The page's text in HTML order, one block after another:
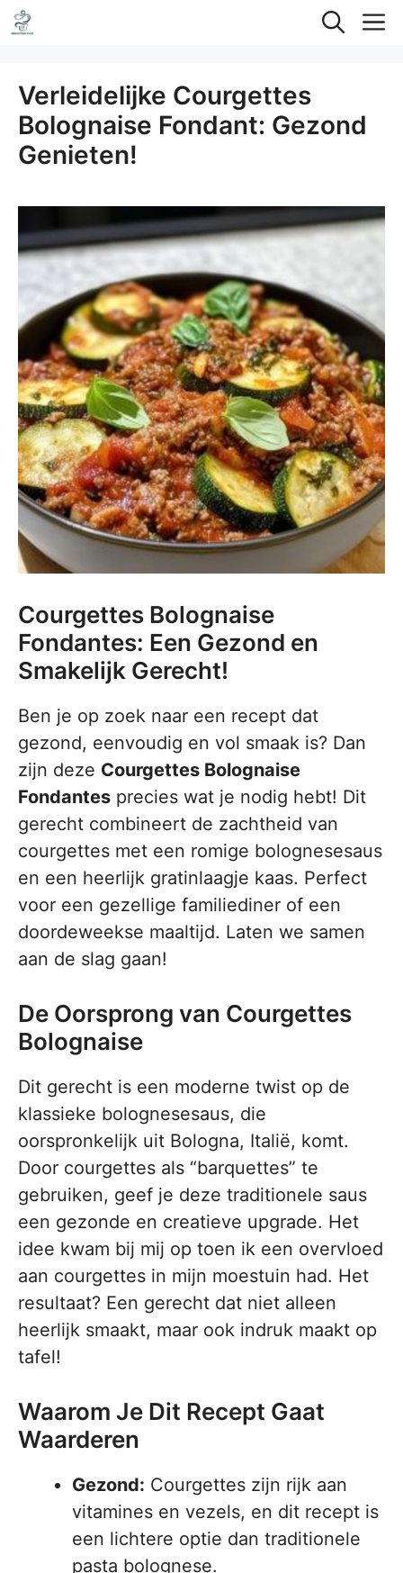
Ga
naar
inhoud
Verleidelijke Courgettes
Bolognaise Fondant: Gezond
Genieten!
Courgettes Bolognaise
Fondantes: Een Gezond en
Smakelijk Gerecht!
Ben je op zoek naar een recept dat
gezond, eenvoudig en vol smaak is? Dan
zijn deze Courgettes Bolognaise
Fondantes precies wat je nodig hebt! Dit
gerecht combineert de zachtheid van
courgettes met een romige bolognesesaus
en een heerlijk gratinlaagje kaas. Perfect
voor een gezellige familiediner of een
doordeweekse maaltijd. Laten we samen
aan de slag gaan!
De Oorsprong van Courgettes
Bolognaise
Dit gerecht is een moderne twist op de
klassieke bolognesesaus, die
oorspronkelijk uit Bologna, Italië, komt.
Door courgettes als “barquettes” te
gebruiken, geef je deze traditionele saus
een gezonde en creatieve upgrade. Het
idee kwam bij mij op toen ik een overvloed
aan courgettes in mijn moestuin had. Het
resultaat? Een gerecht dat niet alleen
heerlijk smaakt, maar ook indruk maakt op
tafel!
Waarom Je Dit Recept Gaat
Waarderen
Gezond: Courgettes zijn rijk aan
vitamines en vezels, en dit recept is
een lichtere optie dan traditionele
pasta bolognese.